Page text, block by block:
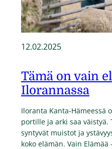
12.02.2025
Tämä on vain
Ilorannassa
Iloranta Kanta-Hämeessä
portille ja arki saa väistyä.
syntyvät muistot ja
koko elämän. Vain